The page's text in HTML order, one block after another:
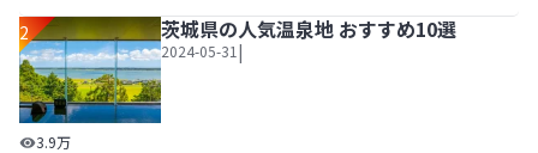
2
茨城県の人気温泉地 おすすめ10選
3.9万
茨城県の人気温泉地 おすすめ10選
2024-05-31 |